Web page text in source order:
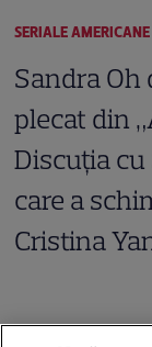
SERIALE AMERICANE
Sandra Oh
plecat din
Discuția
care a
Cristina